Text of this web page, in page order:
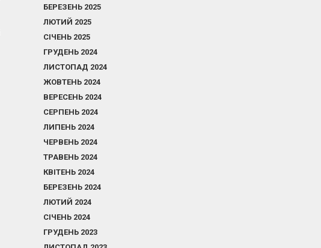
БЕРЕЗЕНЬ 2025
ЛЮТИЙ 2025
СІЧЕНЬ 2025
ГРУДЕНЬ 2024
ЛИСТОПАД 2024
ЖОВТЕНЬ 2024
ВЕРЕСЕНЬ 2024
СЕРПЕНЬ 2024
ЛИПЕНЬ 2024
ЧЕРВЕНЬ 2024
ТРАВЕНЬ 2024
КВІТЕНЬ 2024
БЕРЕЗЕНЬ 2024
ЛЮТИЙ 2024
СІЧЕНЬ 2024
ГРУДЕНЬ 2023